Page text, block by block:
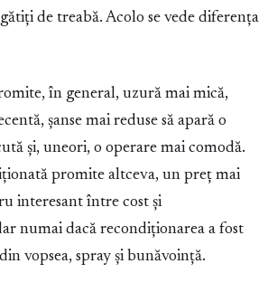
de treabă. Acolo se vede diferența
în general, uzură mai mică,
șanse mai reduse să apară o
și, uneori, o operare mai comodă.
promite altceva, un preț mai
interesant între cost și
numai dacă recondiționarea a fost
vopsea, spray și bunăvoință.